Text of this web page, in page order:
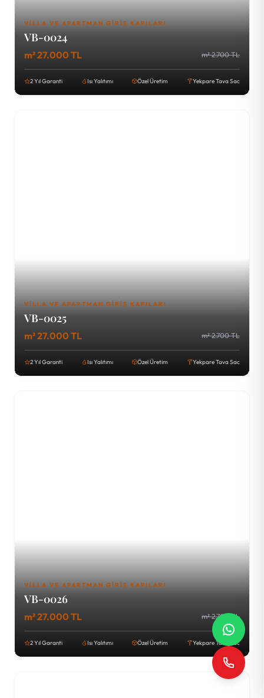
VILLA VE APARTMAN GIRIŞ KAPILARI
VB-0024
m² 27.000 TL m² 2.700 TL
2 Yıl Garanti Isı Yalıtımı Özel Üretim Yekpare Tava Sac
VILLA VE APARTMAN GIRIŞ KAPILARI
VB-0025
m² 27.000 TL m² 2.700 TL
2 Yıl Garanti Isı Yalıtımı Özel Üretim Yekpare Tava Sac
VILLA VE APARTMAN GIRIŞ KAPILARI
VB-0026
m² 27.000 TL m² 2.700 TL
2 Yıl Garanti Isı Yalıtımı Özel Üretim Yekpare Tava Sac